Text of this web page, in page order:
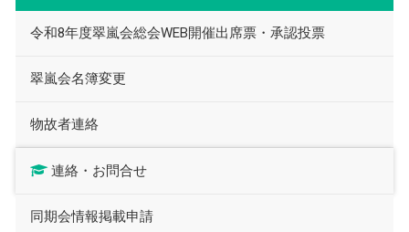
令和8年度翠嵐会総会WEB開催出席票・承認投票
翠嵐会名簿変更
物故者連絡
連絡・お問合せ
同期会情報掲載申請